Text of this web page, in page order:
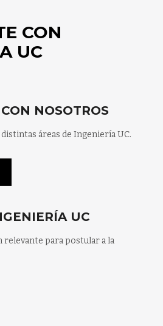
CON
UC
NOSOTROS
áreas de Ingeniería UC.
UC
para postular a la